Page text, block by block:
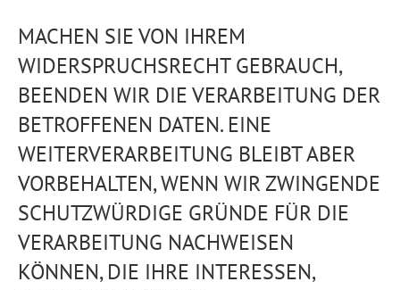
MACHEN SIE VON IHREM
WIDERSPRUCHSRECHT GEBRAUCH,
BEENDEN WIR DIE VERARBEITUNG DER
BETROFFENEN DATEN. EINE
WEITERVERARBEITUNG BLEIBT ABER
VORBEHALTEN, WENN WIR ZWINGENDE
SCHUTZWÜRDIGE GRÜNDE FÜR DIE
VERARBEITUNG NACHWEISEN
KÖNNEN, DIE IHRE INTERESSEN,